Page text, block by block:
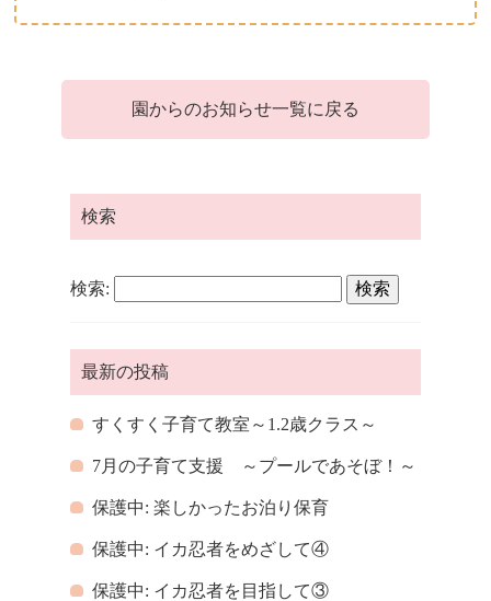
園からのお知らせ一覧に戻る
検索
検索:
最新の投稿
すくすく子育て教室～1.2歳クラス～
7月の子育て支援 ～プールであそぼ！～
保護中: 楽しかったお泊り保育
保護中: イカ忍者をめざして④
保護中: イカ忍者を目指して③